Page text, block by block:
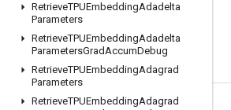
RetrieveTPUEmbeddingAdadelta
Parameters
RetrieveTPUEmbeddingAdadelta
ParametersGradAccumDebug
RetrieveTPUEmbeddingAdagrad
Parameters
RetrieveTPUEmbeddingAdagrad